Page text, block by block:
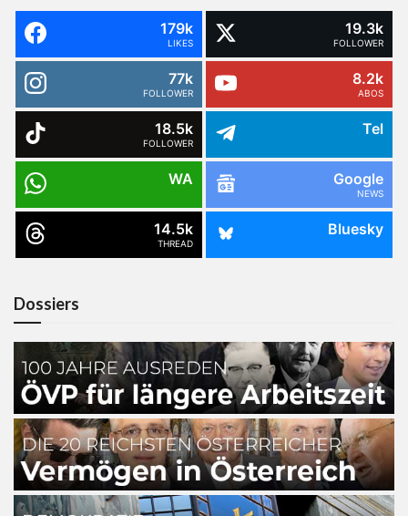
179k
LIKES
19.3k
FOLLOWER
77k
FOLLOWER
8.2k
ABOS
18.5k
FOLLOWER
Tel
WA Google
NEWS
14.5k
THREAD
Bluesky
Dossiers